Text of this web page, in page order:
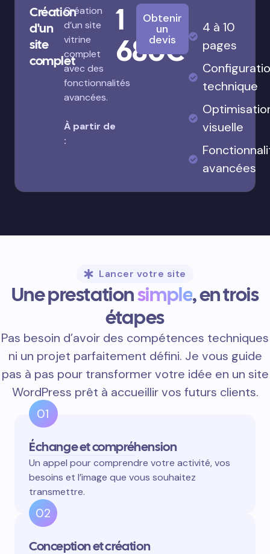
Création
d'un
site
complet
Création
d’un site
vitrine
complet
avec des
fonctionnalités
avancées.
À partir de
:
1
680€
Obtenir
un
devis
4 à 10
pages
technique
visuelle
avancées
Lancer votre site
Une prestationsimple, en trois
étapes
Pas besoin d’avoir des compétences techniques
ni un projet parfaitement défini. Je vous guide
pas à pas pour transformer votre idée en un site
WordPress prêt à accueillir vos futurs clients.
01
Échange et compréhension
Un appel pour comprendre votre activité, vos
besoins et l’image que vous souhaitez
transmettre.
02
Conception et création